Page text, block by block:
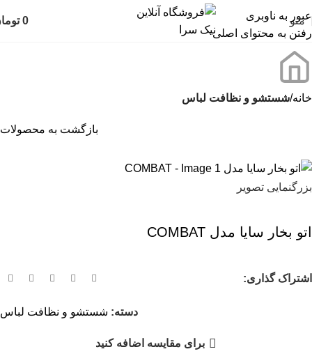
عبور به ناوبری
رفتن به محتوای اصلی
منو 0
خانه شستشو و نظافت لباس
بازگشت به محصولات
بزرگنمایی تصویر
اتو بخار سایا مدل COMBAT
اشتراک گذاری:
دسته: شستشو و نظافت لباس
برای مقایسه اضافه کنید